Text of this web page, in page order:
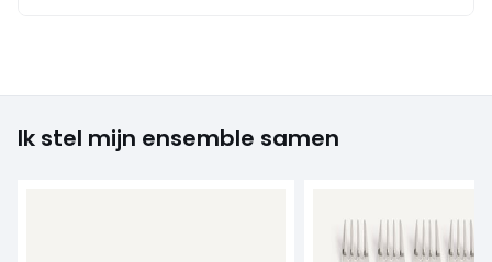
Ik stel mijn ensemble samen